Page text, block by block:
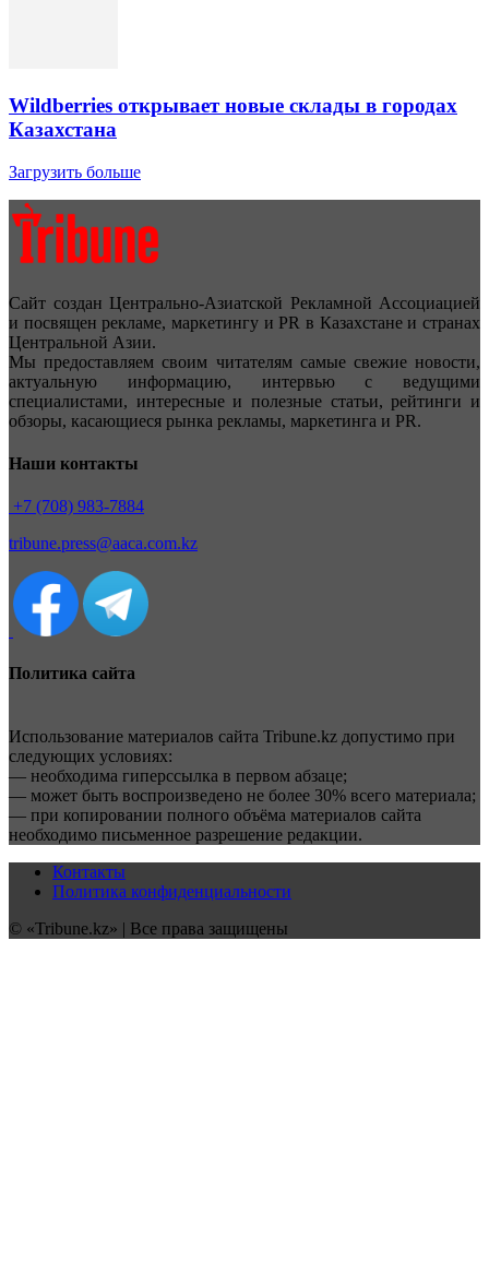
Wildberries открывает новые склады в городах
Казахстана
Загрузить больше
Сайт создан Центрально-Азиатской Рекламной Ассоциацией
и посвящен рекламе, маркетингу и PR в Казахстане и странах
Центральной Азии.
Мы предоставляем своим читателям самые свежие новости,
актуальную информацию, интервью с ведущими
специалистами, интересные и полезные статьи, рейтинги и
обзоры, касающиеся рынка рекламы, маркетинга и PR.
Наши контакты
+7 (708) 983-7884
tribune.press@aaca.com.kz
Политика сайта
Использование материалов сайта Tribune.kz допустимо при
следующих условиях:
— необходима гиперссылка в первом абзаце;
— может быть воспроизведено не более 30% всего материала;
— при копировании полного объёма материалов сайта
необходимо письменное разрешение редакции.
Контакты
Политика конфиденциальности
© «Tribune.kz» | Все права защищены